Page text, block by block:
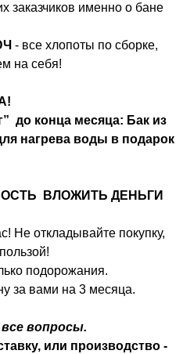
заказчиков именно о бане
- все хлопоты по сборке,
на себя!
до конца месяца: Бак из
нагрева воды в подарок
ВЛОЖИТЬ ДЕНЬГИ
Не откладывайте покупку,
подорожания.
за вами на 3 месяца.
вопросы.
или производство -